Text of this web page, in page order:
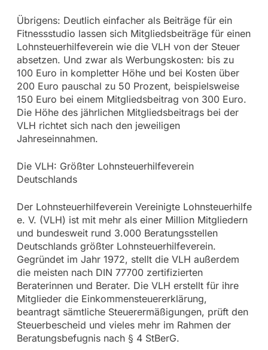
Übrigens: Deutlich einfacher als Beiträge für ein
Fitnessstudio lassen sich Mitgliedsbeiträge für einen
Lohnsteuerhilfeverein wie die VLH von der Steuer
absetzen. Und zwar als Werbungskosten: bis zu
100 Euro in kompletter Höhe und bei Kosten über
200 Euro pauschal zu 50 Prozent, beispielsweise
150 Euro bei einem Mitgliedsbeitrag von 300 Euro.
Die Höhe des jährlichen Mitgliedsbeitrags bei der
VLH richtet sich nach den jeweiligen
Jahreseinnahmen.
Die VLH: Größter Lohnsteuerhilfeverein
Deutschlands
Der Lohnsteuerhilfeverein Vereinigte Lohnsteuerhilfe
e. V. (VLH) ist mit mehr als einer Million Mitgliedern
und bundesweit rund 3.000 Beratungsstellen
Deutschlands größter Lohnsteuerhilfeverein.
Gegründet im Jahr 1972, stellt die VLH außerdem
die meisten nach DIN 77700 zertifizierten
Beraterinnen und Berater. Die VLH erstellt für ihre
Mitglieder die Einkommensteuererklärung,
beantragt sämtliche Steuerermäßigungen, prüft den
Steuerbescheid und vieles mehr im Rahmen der
Beratungsbefugnis nach § 4 StBerG.